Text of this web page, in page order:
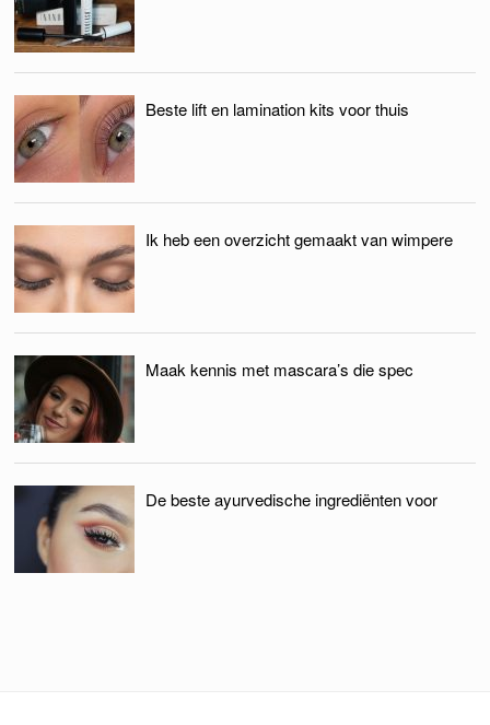
Beste lift en lamination kits voor thuis
Ik heb een overzicht gemaakt van wimpere
Maak kennis met mascara’s die spec
De beste ayurvedische ingrediënten voor